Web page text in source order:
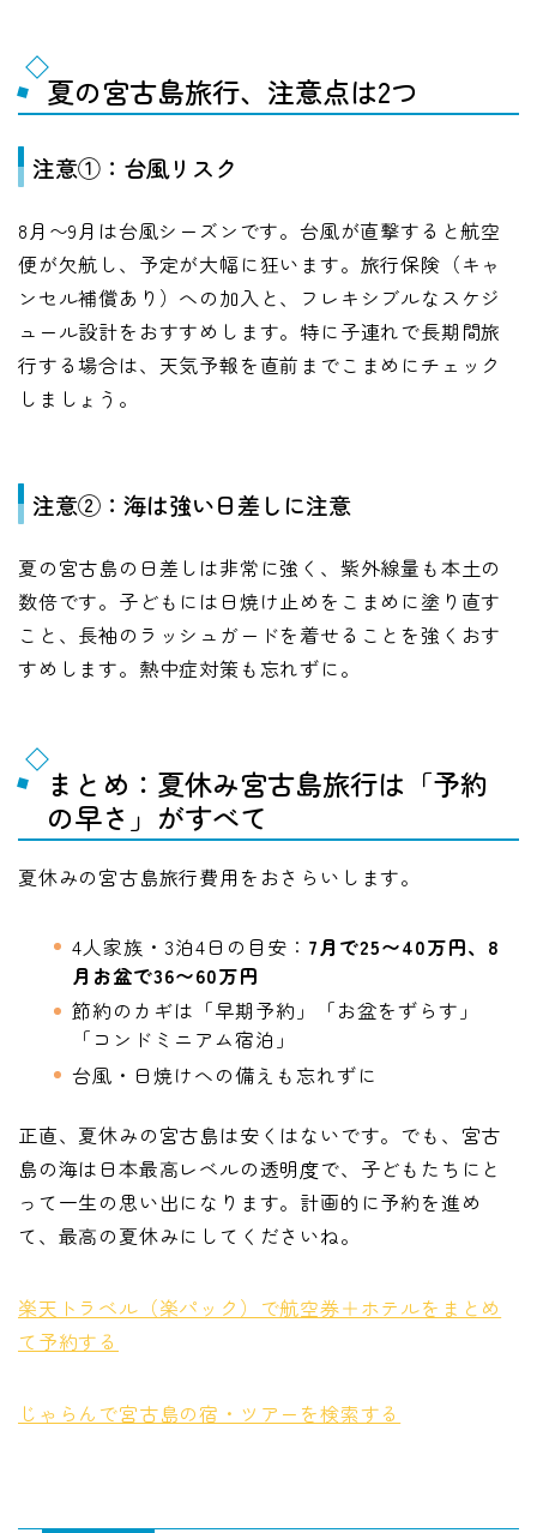
夏の宮古島旅行、注意点は2つ
注意①：台風リスク
8月〜9月は台風シーズンです。台風が直撃すると航空
便が欠航し、予定が大幅に狂います。旅行保険（キャ
ンセル補償あり）への加入と、フレキシブルなスケジ
ュール設計をおすすめします。特に子連れで長期間旅
行する場合は、天気予報を直前までこまめにチェック
しましょう。
注意②：海は強い日差しに注意
夏の宮古島の日差しは非常に強く、紫外線量も本土の
数倍です。子どもには日焼け止めをこまめに塗り直す
こと、長袖のラッシュガードを着せることを強くおす
すめします。熱中症対策も忘れずに。
まとめ：夏休み宮古島旅行は「予約
の早さ」がすべて
夏休みの宮古島旅行費用をおさらいします。
4人家族・3泊4日の目安： 7月で25〜40万円、8
月お盆で36〜60万円
節約のカギは「早期予約」「お盆をずらす」
「コンドミニアム宿泊」
台風・日焼けへの備えも忘れずに
正直、夏休みの宮古島は安くはないです。でも、宮古
島の海は日本最高レベルの透明度で、子どもたちにと
って一生の思い出になります。計画的に予約を進め
て、最高の夏休みにしてくださいね。
楽天トラベル（楽パック）で航空券＋ホテルをまとめ
て予約する
じゃらんで宮古島の宿・ツアーを検索する